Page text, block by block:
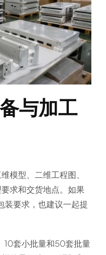
与加工
模型、二维工程图、
求和交货地点。如果
装要求，也建议一起提
10套小批量和50套批量